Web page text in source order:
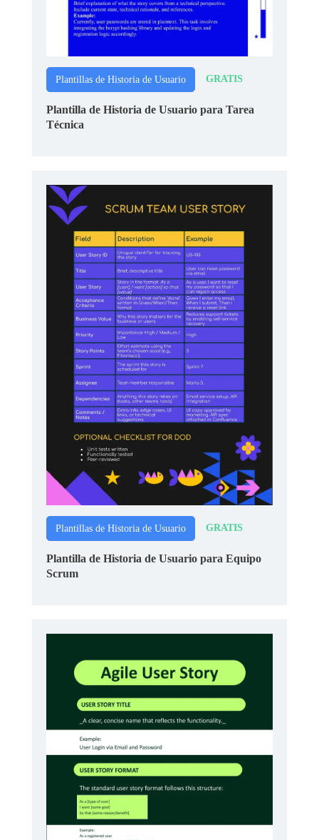
Plantillas de Historia de Usuario GRATIS
Plantilla de Historia de Usuario para Tarea
Técnica
Plantillas de Historia de Usuario GRATIS
Plantilla de Historia de Usuario para Equipo
Scrum